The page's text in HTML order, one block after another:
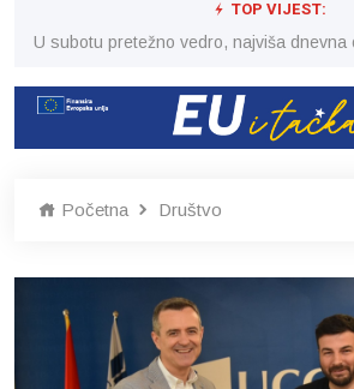
TOP VIJEST:
U subotu pretežno vedro, najviša dnevna
Početna Društvo